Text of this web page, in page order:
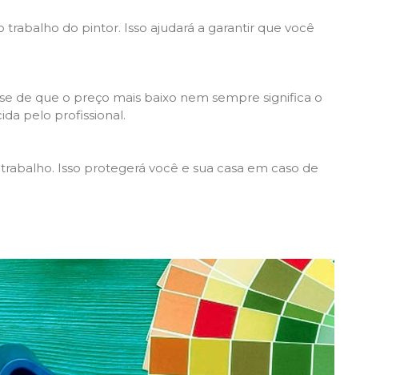
do pintor. Isso ajudará a garantir que você
de que o preço mais baixo nem sempre significa o
pelo profissional.
Isso protegerá você e sua casa em caso de